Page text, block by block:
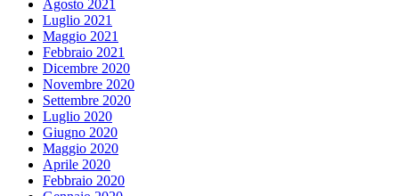
Agosto 2021
Luglio 2021
Maggio 2021
Febbraio 2021
Dicembre 2020
Novembre 2020
Settembre 2020
Luglio 2020
Giugno 2020
Maggio 2020
Aprile 2020
Febbraio 2020